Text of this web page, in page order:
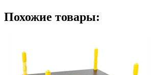
Похожие товары: